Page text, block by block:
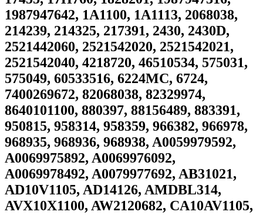
1987947642, 1A1100, 1A1113, 2068038,
214239, 214325, 217391, 2430, 2430D,
2521442060, 2521542020, 2521542021,
2521542040, 4218720, 46510534, 575031,
575049, 60533516, 6224MC, 6724,
7400269672, 82068038, 82329974,
8640101100, 880397, 88156489, 883391,
950815, 958314, 958359, 966382, 966978,
968935, 968936, 968938, A0059979592,
A0069975892, A0069976092,
A0069978492, A0079977692, AB31021,
AD10V1105, AD14126, AMDBL314,
AVX10X1100, AW2120682, CA10AV1105,